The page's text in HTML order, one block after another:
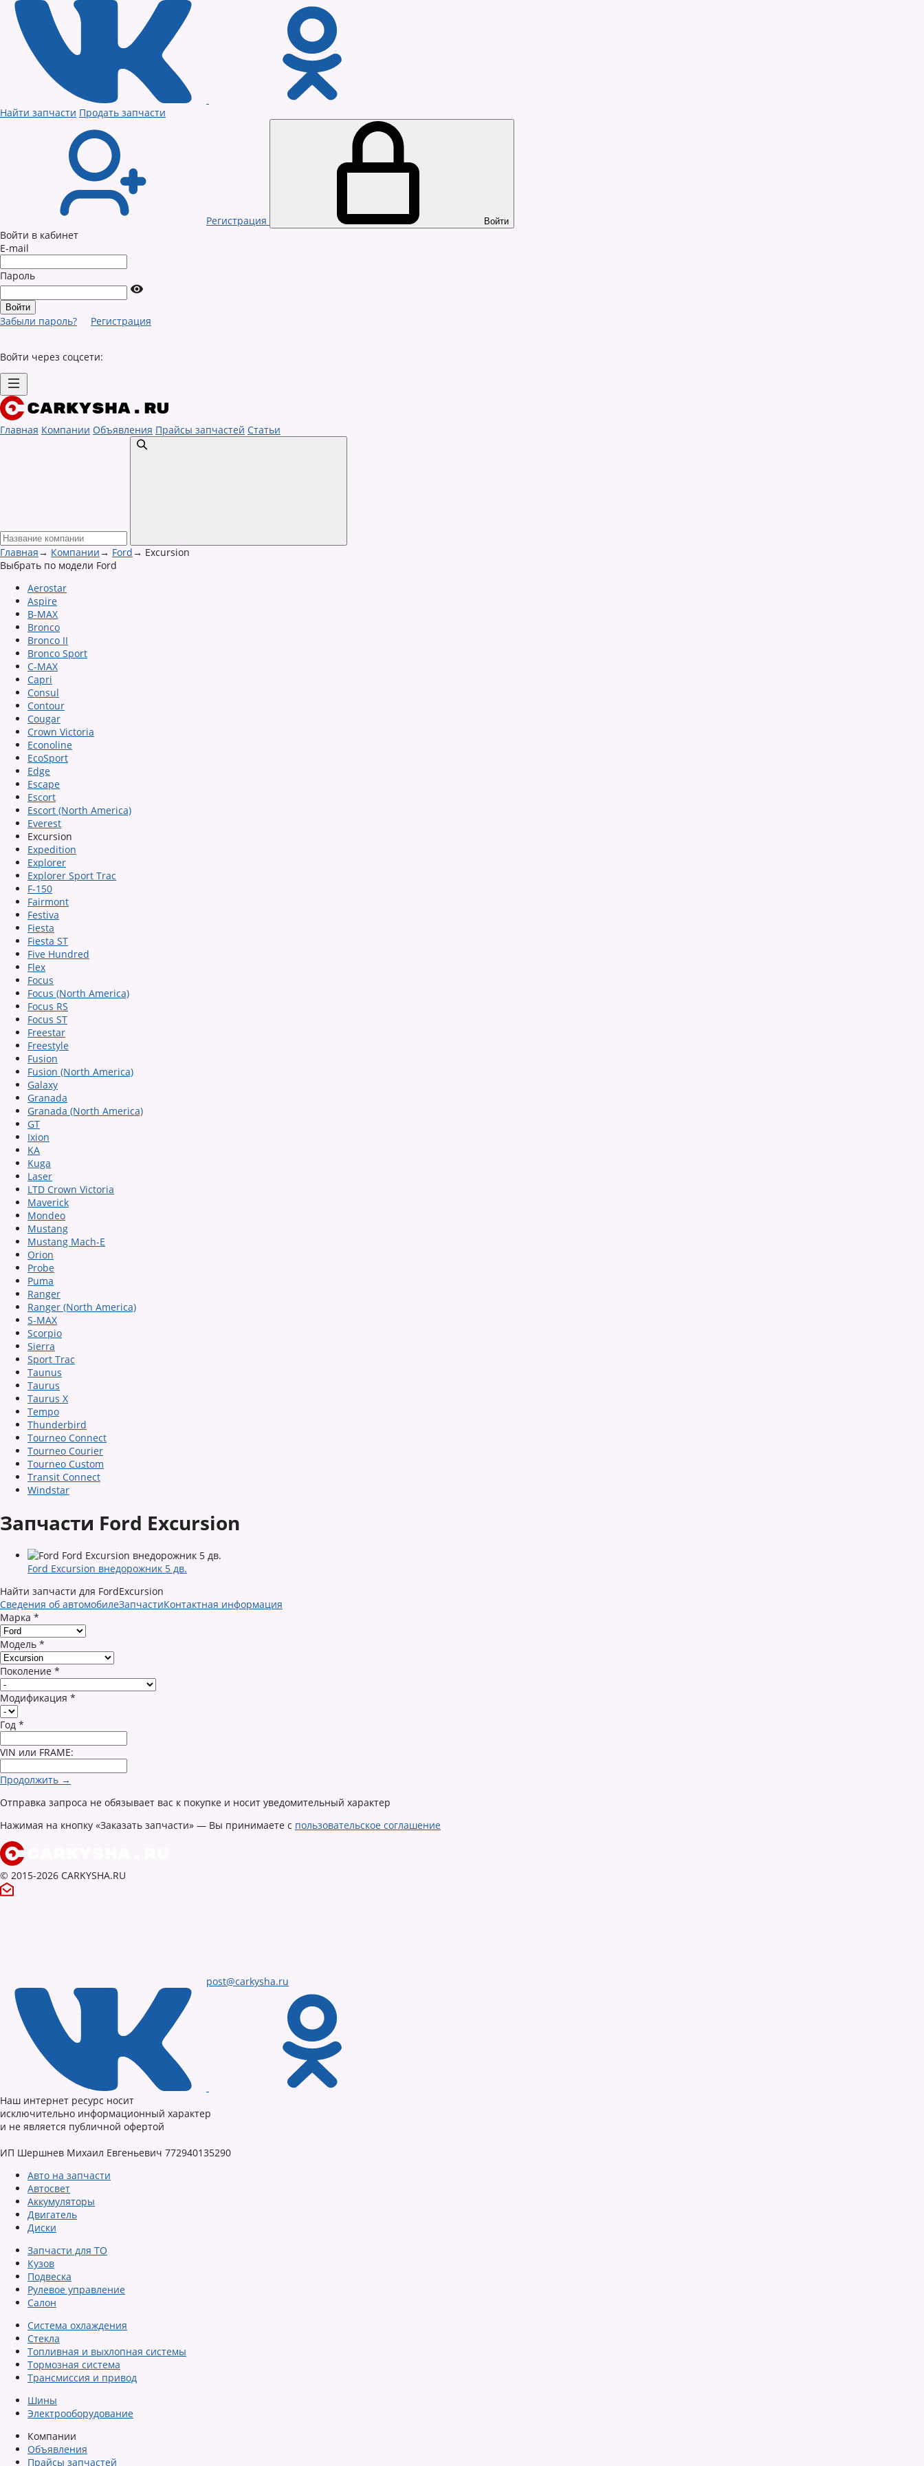
Найти запчасти Продать запчасти
Регистрация Войти
Войти в кабинет
E-mail
Пароль
Забыли пароль? Регистрация
Войти через соцсети:
Главная Компании Объявления Прайсы запчастей Статьи
Главная→ Компании→ Ford→ Excursion
Выбрать по модели Ford
Aerostar
Aspire
B-MAX
Bronco
Bronco II
Bronco Sport
C-MAX
Capri
Consul
Contour
Cougar
Crown Victoria
Econoline
EcoSport
Edge
Escape
Escort
Escort (North America)
Everest
Excursion
Expedition
Explorer
Explorer Sport Trac
F-150
Fairmont
Festiva
Fiesta
Fiesta ST
Five Hundred
Flex
Focus
Focus (North America)
Focus RS
Focus ST
Freestar
Freestyle
Fusion
Fusion (North America)
Galaxy
Granada
Granada (North America)
GT
Ixion
KA
Kuga
Laser
LTD Crown Victoria
Maverick
Mondeo
Mustang
Mustang Mach-E
Orion
Probe
Puma
Ranger
Ranger (North America)
S-MAX
Scorpio
Sierra
Sport Trac
Taunus
Taurus
Taurus X
Tempo
Thunderbird
Tourneo Connect
Tourneo Courier
Tourneo Custom
Transit Connect
Windstar
Запчасти Ford Excursion
Ford Excursion внедорожник 5 дв.
Найти запчасти для FordExcursion
Сведения об автомобилеЗапчастиКонтактная информация
Марка *
Модель *
Поколение *
Модификация *
Год *
VIN или FRAME:
Продолжить →
Отправка запроса не обязывает вас к покупке и носит уведомительный характер
Нажимая на кнопку «Заказать запчасти» — Вы принимаете с пользовательское соглашение
© 2015-2026 CARKYSHA.RU
post@carkysha.ru
Наш интернет ресурс носит
исключительно информационный характер
и не является публичной офертой
ИП Шершнев Михаил Евгеньевич 772940135290
Авто на запчасти
Автосвет
Аккумуляторы
Двигатель
Диски
Запчасти для ТО
Кузов
Подвеска
Рулевое управление
Салон
Система охлаждения
Стекла
Топливная и выхлопная системы
Тормозная система
Трансмиссия и привод
Шины
Электрооборудование
Компании
Объявления
Прайсы запчастей